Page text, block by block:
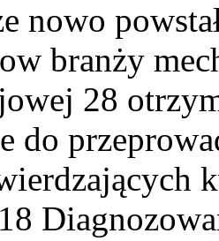
nowo
branży
28
do